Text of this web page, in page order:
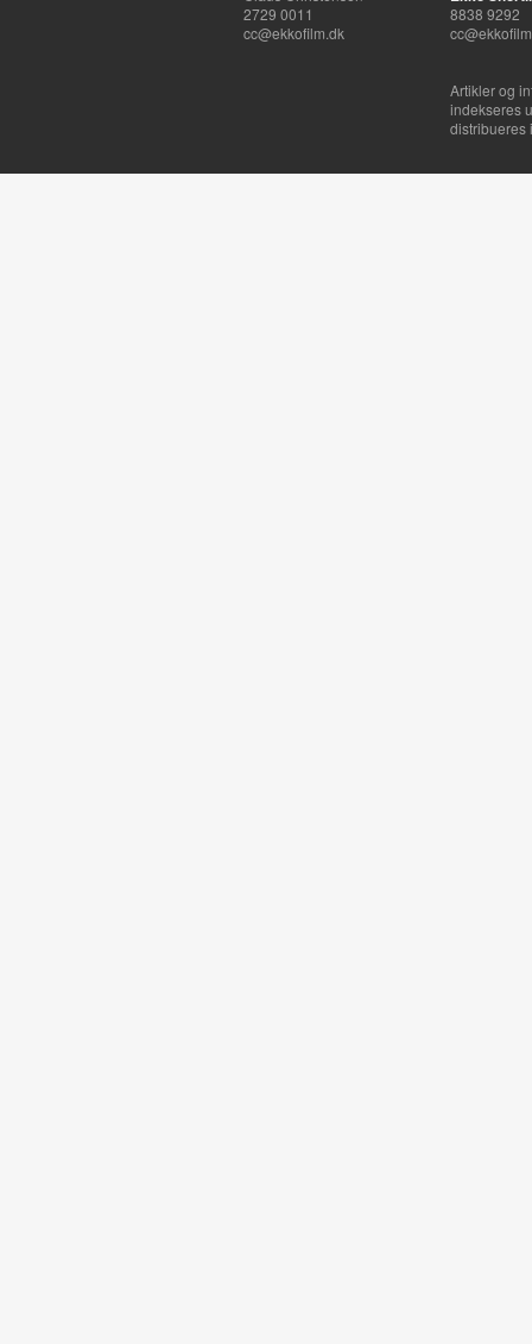
2729 0011
cc@ekkofilm.dk
8838 9292
Artikler og
indekseres
distribueres